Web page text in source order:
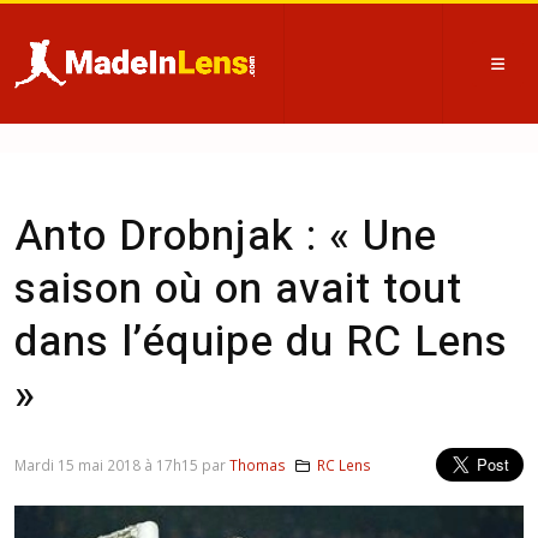
Anto Drobnjak : « Une
saison où on avait tout
dans l’équipe du RC Lens
»
Mardi 15 mai 2018 à 17h15 parThomas RC Lens